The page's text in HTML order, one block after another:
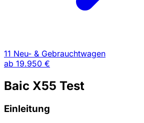
11 Neu- & Gebrauchtwagen
ab 19.950 €
Baic X55 Test
Einleitung